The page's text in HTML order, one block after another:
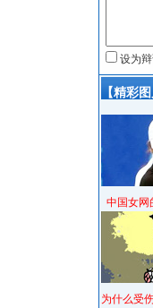
设为
【精彩
中国女网
为什么受